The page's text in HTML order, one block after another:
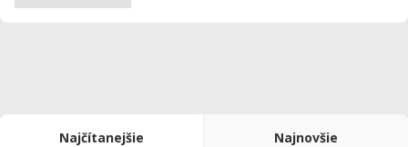
Najčítanejšie Najnovšie